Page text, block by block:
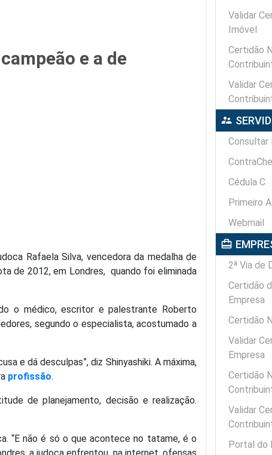
e a de
Rafaela Silva, vencedora da medalha de
de 2012, em Londres, quando foi eliminada
o médico, escritor e palestrante Roberto
segundo o especialista, acostumado a
e dá desculpas”, diz Shinyashiki. A máxima,
profissão.
de planejamento, decisão e realização.
“E não é só o que acontece no tatame, é o
a judoca enfrentou, na internet, ofensas
Validar
Imóvel
Certidão
Validar
supervisor_account
Cédula C
Primeiro
Webmail
card_travel
2ª Via de
Certidão
Empresa
Certidão
Validar
Empresa
Certidão
Validar
Portal do